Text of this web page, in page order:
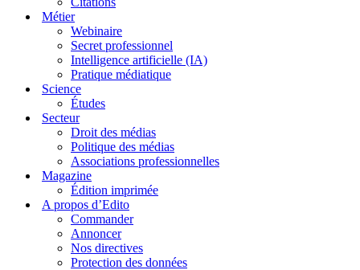
Métier
Webinaire
Secret professionnel
Intelligence artificielle (IA)
Pratique médiatique
Science
Études
Secteur
Droit des médias
Politique des médias
Associations professionnelles
Magazine
Édition imprimée
A propos d’Edito
Commander
Annoncer
Nos directives
Protection des données